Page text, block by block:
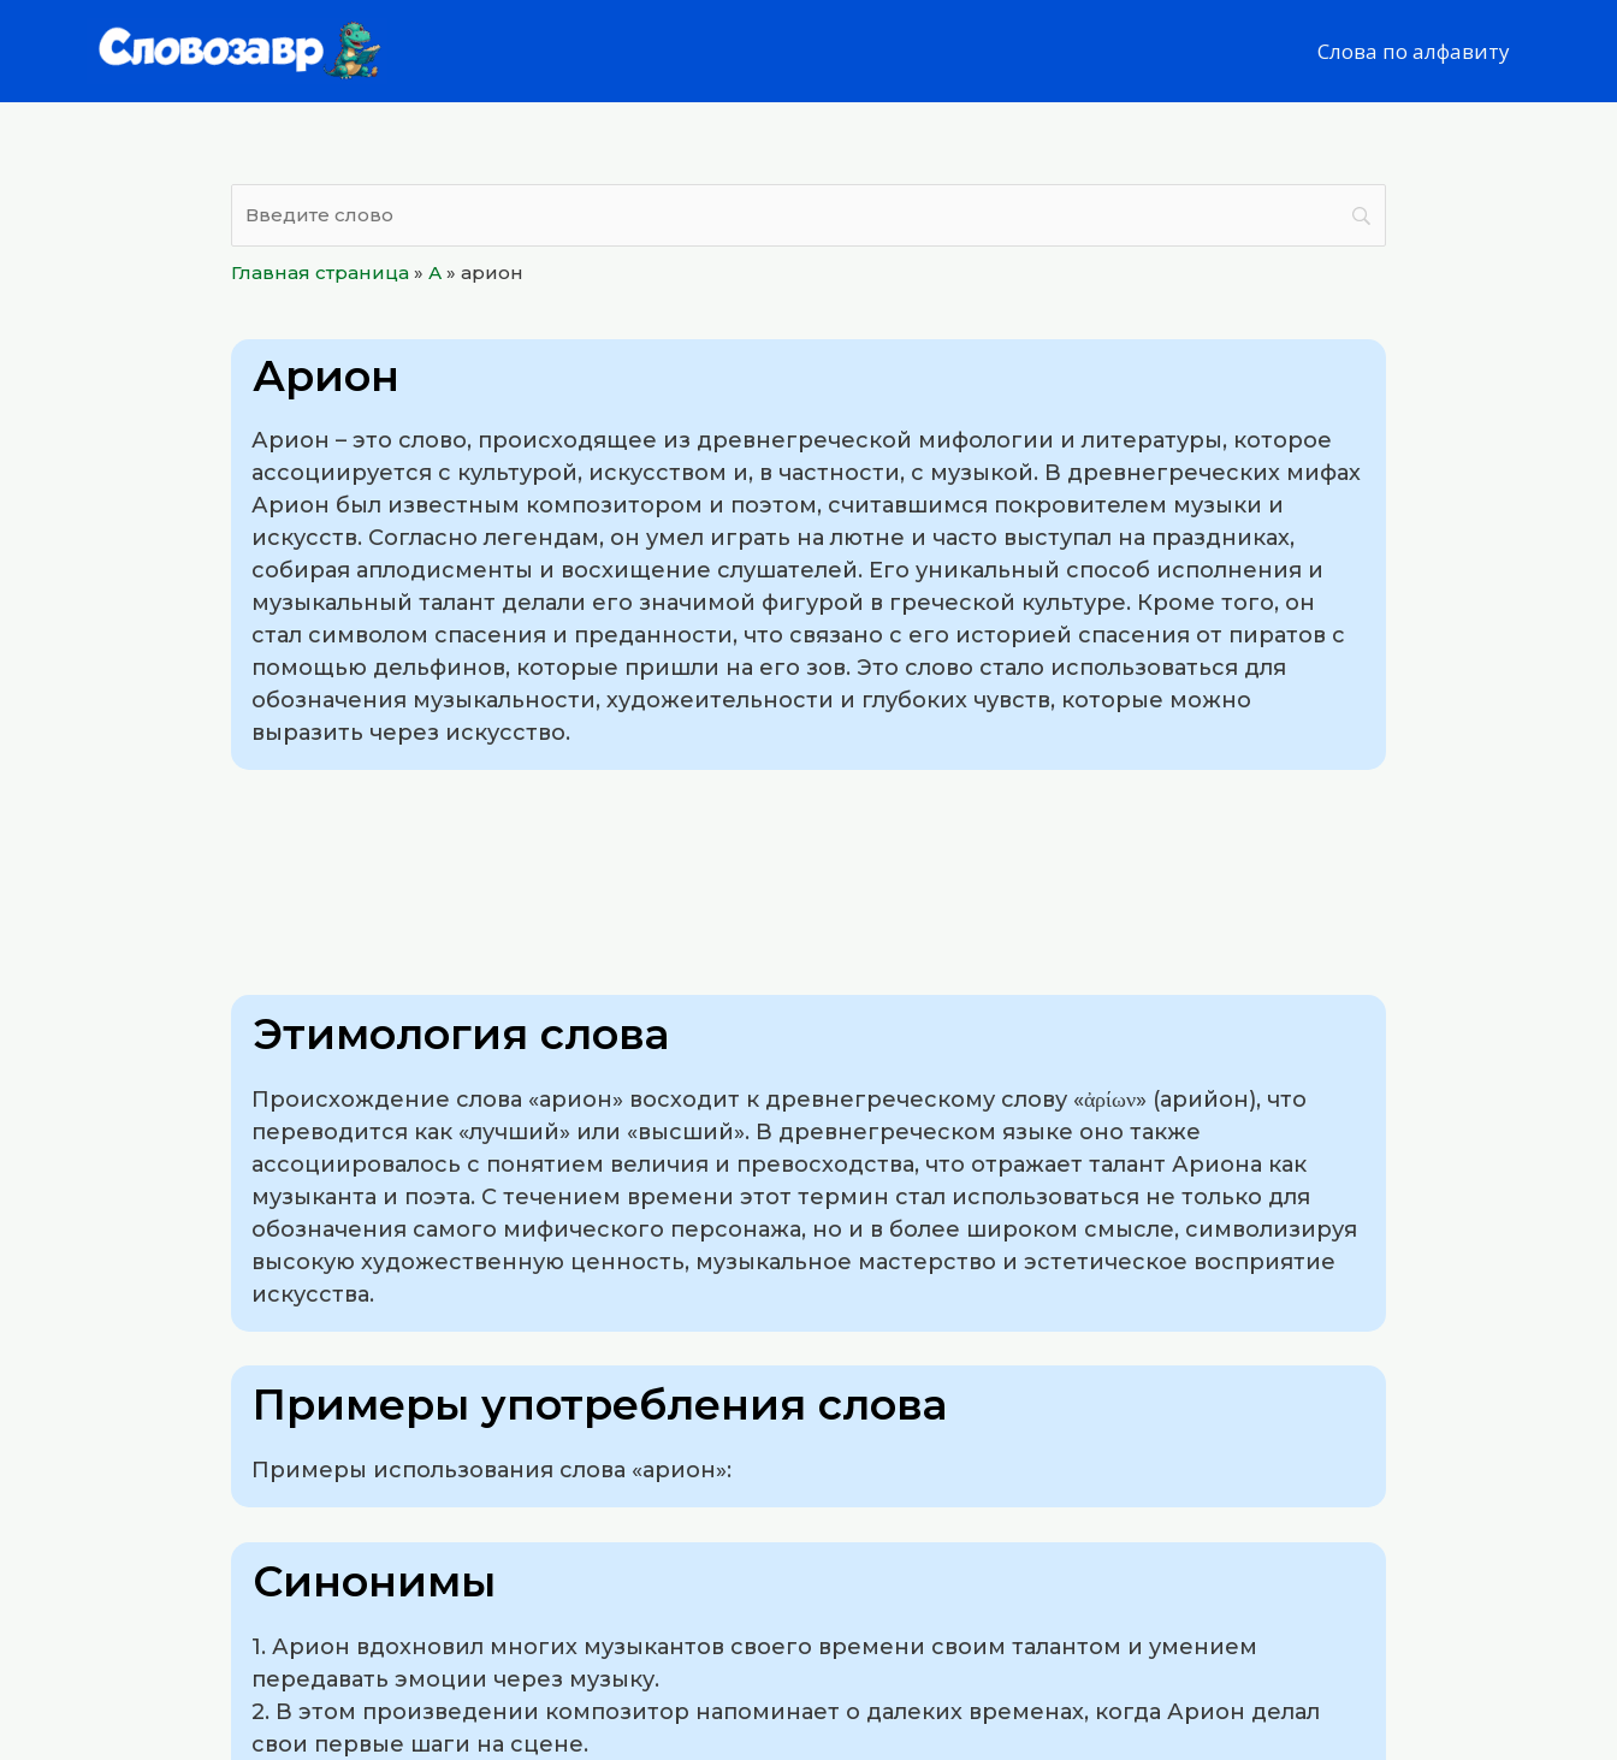
Слова по алфавиту
Главная страница » А » арион
Арион
Арион – это слово, происходящее из древнегреческой мифологии и литературы, которое
ассоциируется с культурой, искусством и, в частности, с музыкой. В древнегреческих мифах
Арион был известным композитором и поэтом, считавшимся покровителем музыки и
искусств. Согласно легендам, он умел играть на лютне и часто выступал на праздниках,
собирая аплодисменты и восхищение слушателей. Его уникальный способ исполнения и
музыкальный талант делали его значимой фигурой в греческой культуре. Кроме того, он
стал символом спасения и преданности, что связано с его историей спасения от пиратов с
помощью дельфинов, которые пришли на его зов. Это слово стало использоваться для
обозначения музыкальности, художеительности и глубоких чувств, которые можно
выразить через искусство.
Этимология слова
Происхождение слова «арион» восходит к древнегреческому слову «ἀρίων» (арийон), что
переводится как «лучший» или «высший». В древнегреческом языке оно также
ассоциировалось с понятием величия и превосходства, что отражает талант Ариона как
музыканта и поэта. С течением времени этот термин стал использоваться не только для
обозначения самого мифического персонажа, но и в более широком смысле, символизируя
высокую художественную ценность, музыкальное мастерство и эстетическое восприятие
искусства.
Примеры употребления слова
Примеры использования слова «арион»:
Синонимы
1. Арион вдохновил многих музыкантов своего времени своим талантом и умением
передавать эмоции через музыку.
2. В этом произведении композитор напоминает о далеких временах, когда Арион делал
свои первые шаги на сцене.